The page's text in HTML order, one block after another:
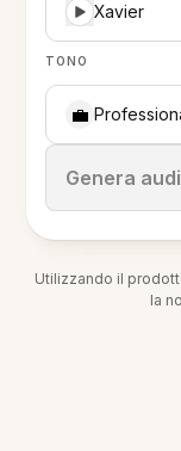
Xavier
TONO
💼
Genera
Ferma
Utilizzando il
la